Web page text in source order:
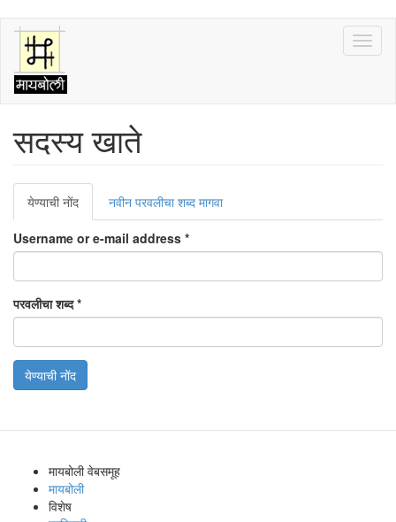
Skip
main
content
सदस्य खाते
Primary
tabs
येण्याची नोंद (active
tab)
नवीन परवलीचा शब्द मागवा
Username or e-mail address *
परवलीचा शब्द*
येण्याची नोंद
मायबोली वेबसमूह
मायबोली
विशेष